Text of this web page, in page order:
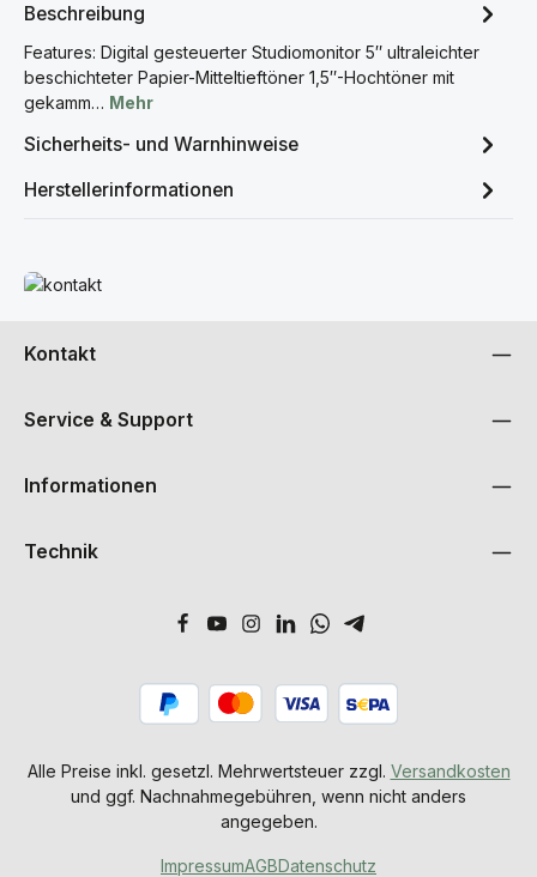
Beschreibung
Features: Digital gesteuerter Studiomonitor 5″ ultraleichter
beschichteter Papier-Mitteltieftöner 1,5″-Hochtöner mit
gekamm… Mehr
Sicherheits- und Warnhinweise
Herstellerinformationen
Mehr erfahren
Kontakt
Service & Support
Informationen
Technik
Alle Preise inkl. gesetzl. Mehrwertsteuer zzgl. Versandkosten
und ggf. Nachnahmegebühren, wenn nicht anders
angegeben.
ImpressumAGBDatenschutz